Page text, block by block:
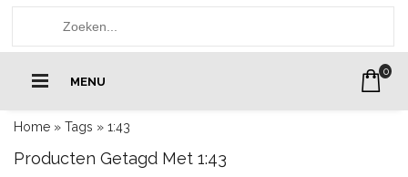
MENU
0
Home » Tags » 1:43
Producten Getagd Met 1:43